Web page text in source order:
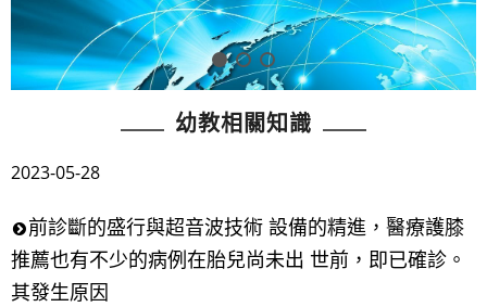
幼教相關知識
2023-05-28
前診斷的盛行與超音波技術 設備的精進，醫療護膝
推薦也有不少的病例在胎兒尚未出 世前，即已確診。
其發生原因